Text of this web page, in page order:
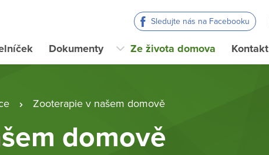
Sledujte nás na Facebooku
Dokumenty Ze života domova Kontakt
Zooterapie v našem domově
domově